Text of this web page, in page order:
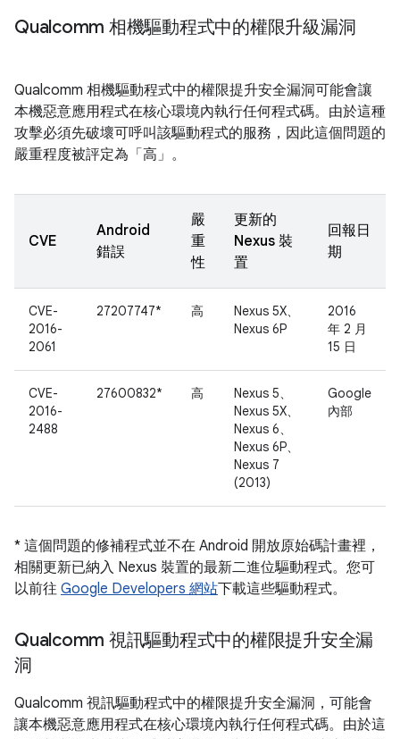
Qualcomm 相機驅動程式中的權限升級漏洞
Qualcomm 相機驅動程式中的權限提升安全漏洞可能會讓
本機惡意應用程式在核心環境內執行任何程式碼。由於這種
攻擊必須先破壞可呼叫該驅動程式的服務，因此這個問題的
嚴重程度被評定為「高」。
CVE
Android
錯誤
嚴
重
性
更新的
Nexus 裝
置
回報日
期
CVE-
2016-
2061
27207747* 高
Nexus 5X、
Nexus 6P
2016
年 2 月
15 日
CVE-
2016-
2488
27600832* 高
Nexus 5、
Nexus 5X、
Nexus 6、
Nexus 6P、
Nexus 7
(2013)
Google
內部
* 這個問題的修補程式並不在 Android 開放原始碼計畫裡，
相關更新已納入 Nexus 裝置的最新二進位驅動程式。您可
以前往 Google Developers 網站下載這些驅動程式。
Qualcomm 視訊驅動程式中的權限提升安全漏
洞
Qualcomm 視訊驅動程式中的權限提升安全漏洞，可能會
讓本機惡意應用程式在核心環境內執行任何程式碼。由於這